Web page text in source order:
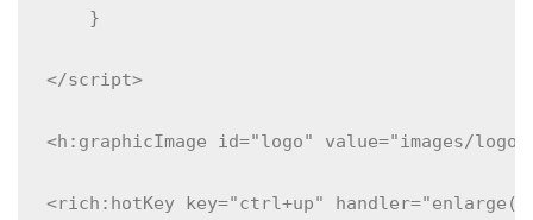
    }
</script>
<h:graphicImage id="logo" value="images/
<rich:hotKey key="ctrl+up"